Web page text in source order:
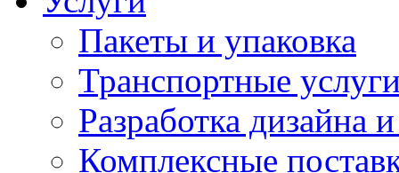
Пакеты и упаковка
Транспортные
Разработка дизайна
Комплексные